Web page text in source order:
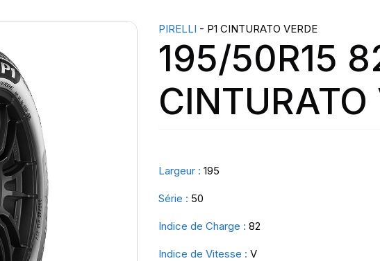
PIRELLI - P1 CINTURATO VERDE
195/50R15
CINTURATO
Largeur : 195
Série : 50
Indice de Charge : 82
Indice de Vitesse : V